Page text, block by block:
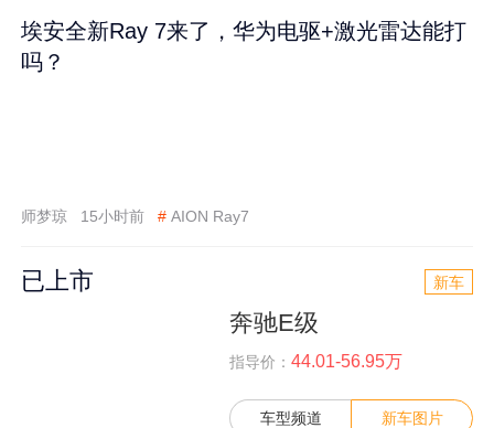
埃安全新Ray 7来了，华为电驱+激光雷达能打
吗？
师梦琼 15小时前 # AION Ray7
已上市 新车
奔驰E级
指导价： 44.01-56.95万
车型频道 新车图片